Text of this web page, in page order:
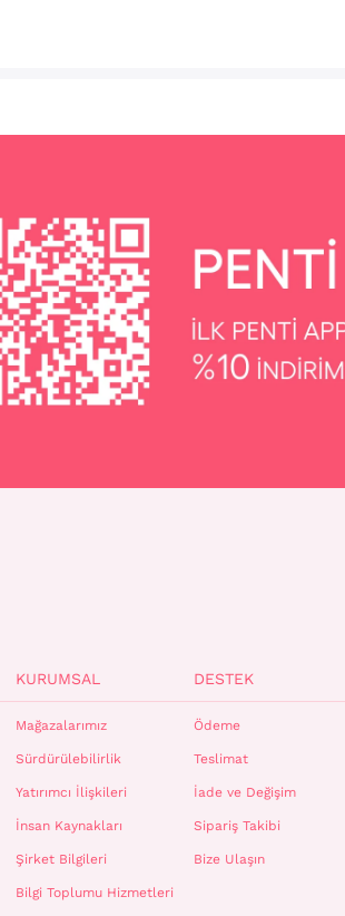
KURUMSAL
Mağazalarımız
Sürdürülebilirlik
Yatırımcı İlişkileri
İnsan Kaynakları
Şirket Bilgileri
Bilgi Toplumu Hizmetleri
DESTEK
Ödeme
Teslimat
İade ve Değişim
Sipariş Takibi
Bize Ulaşın